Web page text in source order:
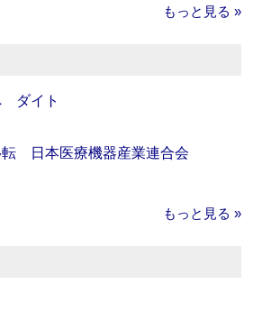
もっと見る »
ダイト
転 日本医療機器産業連合会
もっと見る »